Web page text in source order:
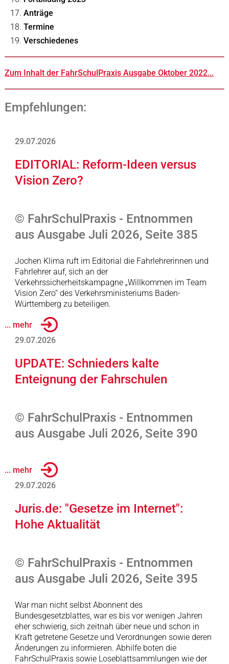
Anträge
Termine
Verschiedenes
Zum Inhalt der FahrSchulPraxis Ausgabe Oktober 2022...
Empfehlungen:
29.07.2026
EDITORIAL: Reform-Ideen versus
Vision Zero?
© FahrSchulPraxis - Entnommen
aus Ausgabe Juli 2026, Seite 385
Jochen Klima ruft im Editorial die Fahrlehrerinnen und
Fahrlehrer auf, sich an der
Verkehrssicherheitskampagne „Willkommen im Team
Vision Zero“ des Verkehrsministeriums Baden-
Württemberg zu beteiligen.
... mehr
29.07.2026
UPDATE: Schnieders kalte
Enteignung der Fahrschulen
© FahrSchulPraxis - Entnommen
aus Ausgabe Juli 2026, Seite 390
... mehr
29.07.2026
Juris.de: "Gesetze im Internet":
Hohe Aktualität
© FahrSchulPraxis - Entnommen
aus Ausgabe Juli 2026, Seite 395
War man nicht selbst Abonnent des
Bundesgesetzblattes, war es bis vor wenigen Jahren
eher schwierig, sich zeitnah über neue und schon in
Kraft getretene Gesetze und Verordnungen sowie deren
Änderungen zu informieren. Abhilfe boten die
FahrSchulPraxis sowie Loseblattsammlungen wie der